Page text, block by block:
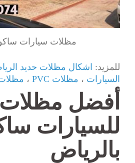
مظلات سيارات
للمزيد: اشكال مظلات حديد
السيارات ، مظلات PVC ،
أفضل مظلات
للسيارات
بالرياض